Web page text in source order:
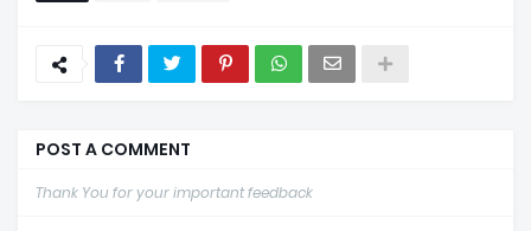
POST A COMMENT
Thank You for your important feedback